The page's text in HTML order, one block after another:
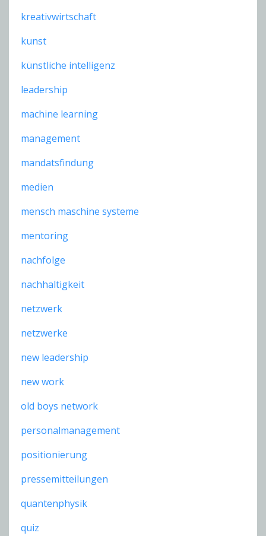
kreativwirtschaft
kunst
künstliche intelligenz
leadership
machine learning
management
mandatsfindung
medien
mensch maschine systeme
mentoring
nachfolge
nachhaltigkeit
netzwerk
netzwerke
new leadership
new work
old boys network
personalmanagement
positionierung
pressemitteilungen
quantenphysik
quiz